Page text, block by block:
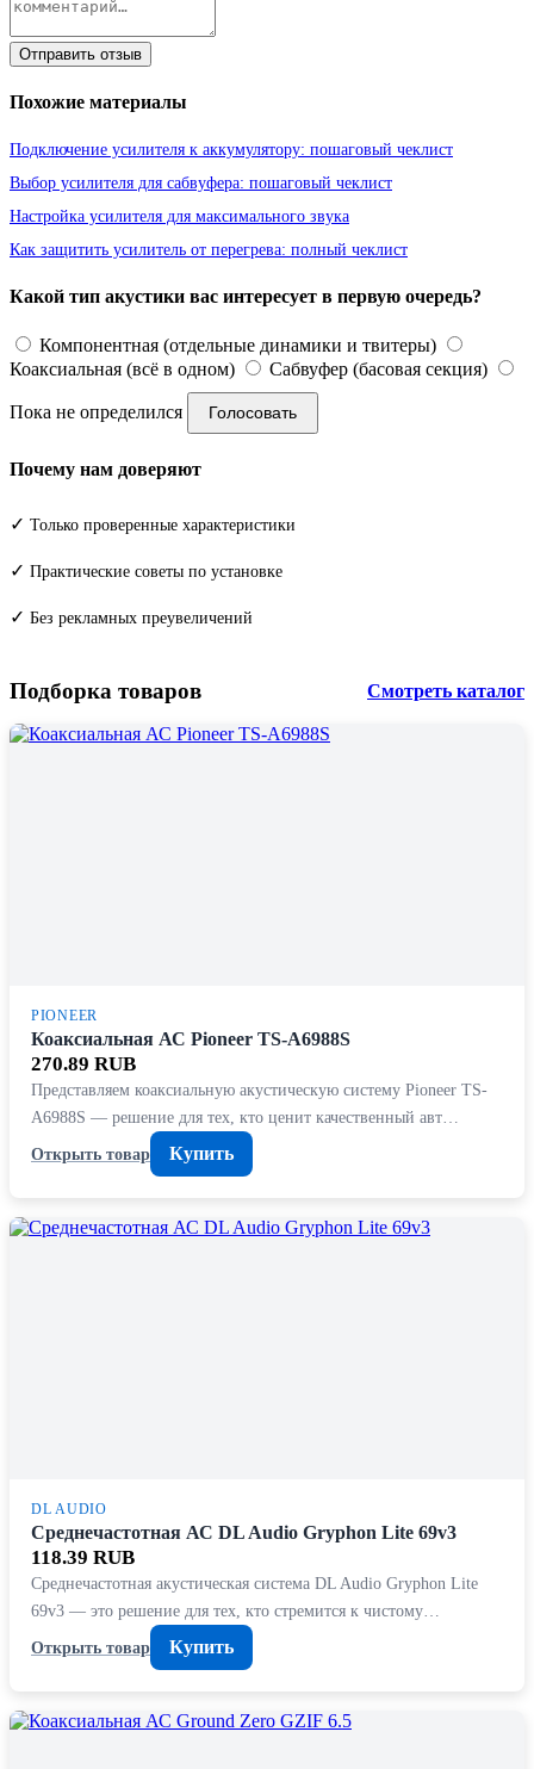
Отправить отзыв
Похожие материалы
Подключение усилителя к аккумулятору: пошаговый чеклист
Выбор усилителя для сабвуфера: пошаговый чеклист
Настройка усилителя для максимального звука
Как защитить усилитель от перегрева: полный чеклист
Какой тип акустики вас интересует в первую очередь?
Компонентная (отдельные динамики и твитеры)
Коаксиальная (всё в одном)
Сабвуфер (басовая секция)
Пока не определился Голосовать
Почему нам доверяют
✓ Только проверенные характеристики
✓ Практические советы по установке
✓ Без рекламных преувеличений
Подборка товаров Смотреть каталог
PIONEER
Коаксиальная АС Pioneer TS-A6988S
270.89 RUB
Представляем коаксиальную акустическую систему Pioneer TS-
A6988S — решение для тех, кто ценит качественный авт…
Открыть товар
Купить
DL AUDIO
Среднечастотная АС DL Audio Gryphon Lite 69v3
118.39 RUB
Среднечастотная акустическая система DL Audio Gryphon Lite
69v3 — это решение для тех, кто стремится к чистому…
Открыть товар
Купить